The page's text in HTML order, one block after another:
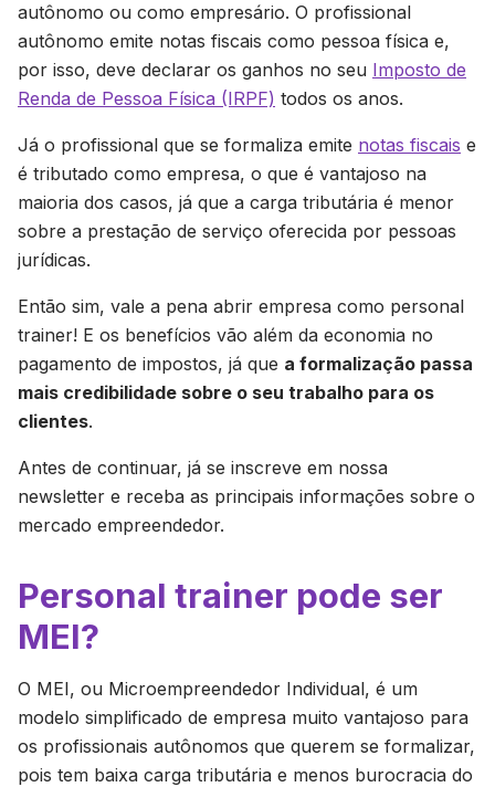
autônomo ou como empresário. O profissional
autônomo emite notas fiscais como pessoa física e,
por isso, deve declarar os ganhos no seu Imposto de
Renda de Pessoa Física (IRPF) todos os anos.
Já o profissional que se formaliza emite notas fiscais e
é tributado como empresa, o que é vantajoso na
maioria dos casos, já que a carga tributária é menor
sobre a prestação de serviço oferecida por pessoas
jurídicas.
Então sim, vale a pena abrir empresa como personal
trainer! E os benefícios vão além da economia no
pagamento de impostos, já que a formalização passa
mais credibilidade sobre o seu trabalho para os
clientes.
Antes de continuar, já se inscreve em nossa
newsletter e receba as principais informações sobre o
mercado empreendedor.
Personal trainer pode ser
MEI?
O MEI, ou Microempreendedor Individual, é um
modelo simplificado de empresa muito vantajoso para
os profissionais autônomos que querem se formalizar,
pois tem baixa carga tributária e menos burocracia do